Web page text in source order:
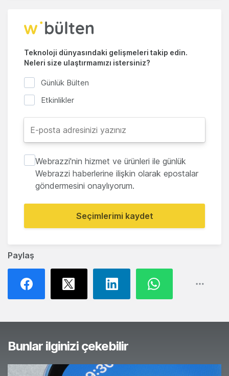
Paylaş
Teknoloji dünyasındaki gelişmeleri takip edin.
Neleri size ulaştırmamızı istersiniz?
Günlük Bülten
Etkinlikler
Webrazzi'nin hizmet ve ürünleri ile günlük
Webrazzi haberlerine ilişkin olarak epostalar
göndermesini onaylıyorum.
Seçimlerimi kaydet
Bunlar ilginizi çekebilir